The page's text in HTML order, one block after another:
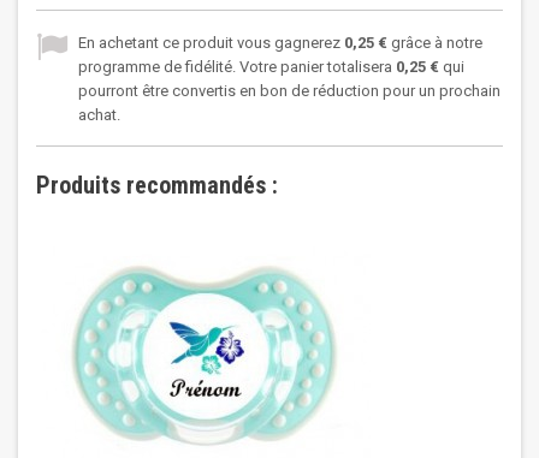
En achetant ce produit vous gagnerez 0,25 € grâce à notre
programme de fidélité. Votre panier totalisera 0,25 € qui
pourront être convertis en bon de réduction pour un prochain
achat.
Produits recommandés :